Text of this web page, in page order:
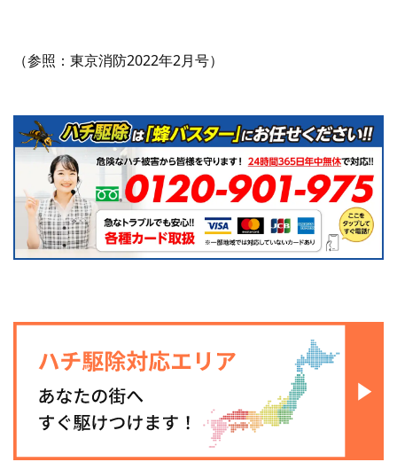
（参照：東京消防2022年2月号）